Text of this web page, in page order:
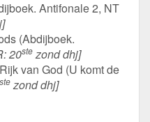
Antifonale 2, NT
(Abdijboek.
20stezond dhj]
van God (U komt de
stezond dhj]